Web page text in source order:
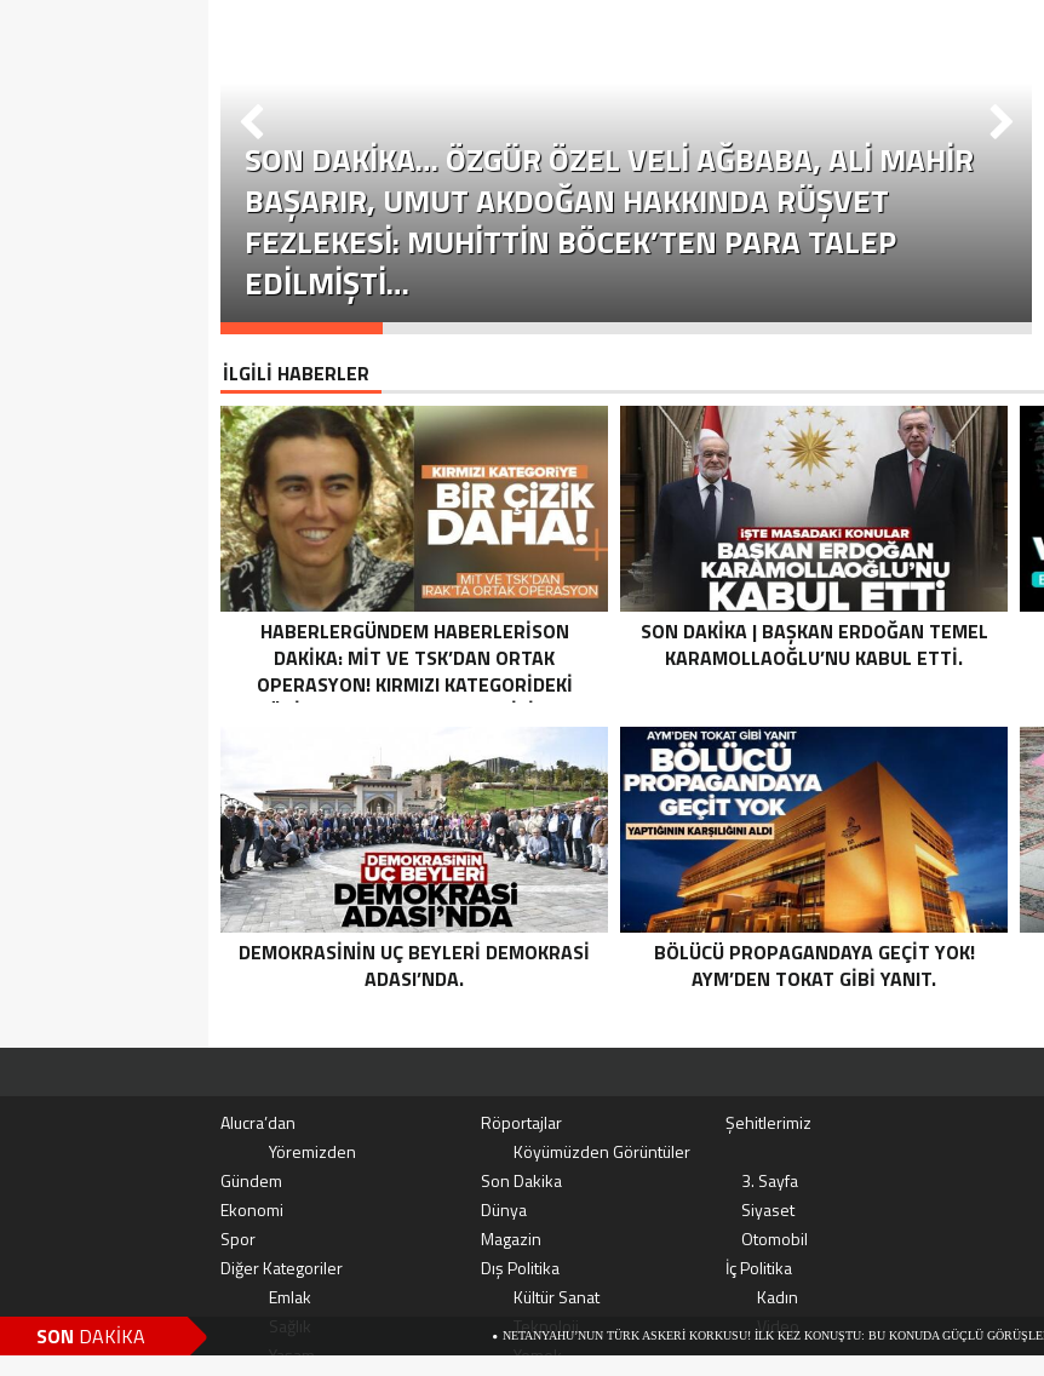
SON DAKİKA… ÖZGÜR ÖZEL VELI AĞBABA, ALI MAHIR
BAŞARIR, UMUT AKDOĞAN HAKKINDA RÜŞVET
FEZLEKESI: MUHITTIN BÖCEK’TEN PARA TALEP
EDILMIŞTI…
İLGİLİ HABERLER
HABERLERGÜNDEM HABERLERISON
DAKIKA: MİT VE TSK’DAN ORTAK
OPERASYON! KIRMIZI KATEGORIDEKI
TERÖRIST NAZLI TAŞPINAR ETKISIZ HALE
ORTAK OPERASYON! KIRMIZI
KATEGORIDEKI TERÖRIST NAZLI
TAŞPINAR ETKISIZ HALE GETIRILDI .
SON DAKIKA | BAŞKAN ERDOĞAN TEMEL
KARAMOLLAOĞLU’NU KABUL ETTI.
DEMOKRASININ UÇ BEYLERI DEMOKRASI
ADASI’NDA.
BÖLÜCÜ PROPAGANDAYA GEÇIT YOK!
AYM’DEN TOKAT GIBI YANIT.
Alucra’dan Röportajlar
Şehitlerimiz
Yöremizden
Köyümüzden Görüntüler
Gündem
Son Dakika
3. Sayfa
Ekonomi
Dünya
Siyaset
Spor
Magazin
Otomobil
Diğer Kategoriler
Dış Politika
İç Politika
Emlak
Kültür Sanat
Kadın
Teknoloji
Video
Yaşam
Yemek
SON DAKİKA NETANYAHU’NUN TÜRK ASKERI KORKUSU! İLK KEZ KONUŞTU: BU KONUDA GÜÇLÜ GÖRÜŞLERIM VAR